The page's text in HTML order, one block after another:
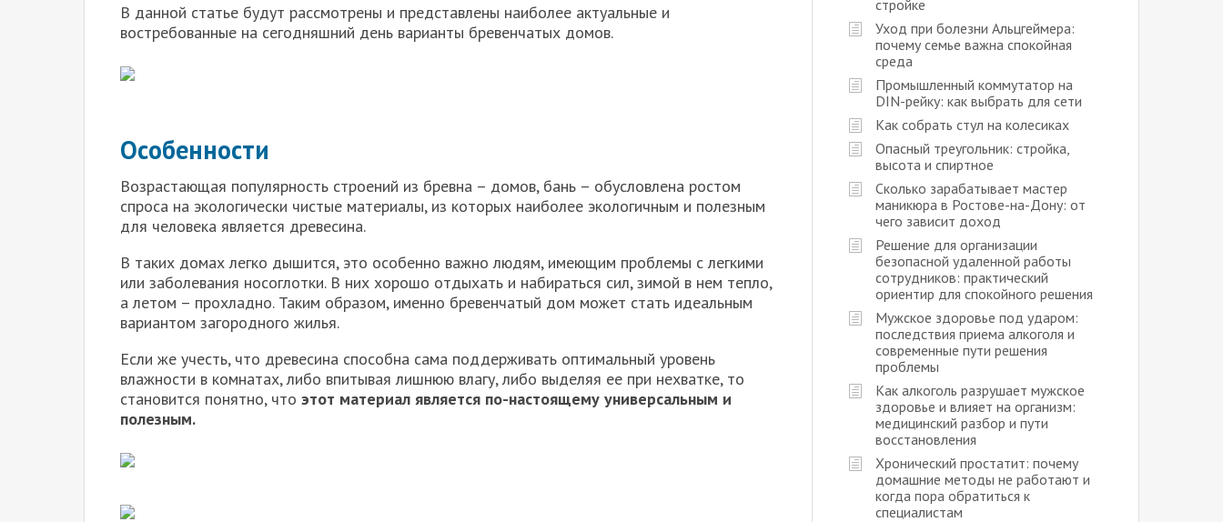
В данной статье будут рассмотрены и представлены наиболее актуальные и
востребованные на сегодняшний день варианты бревенчатых домов.
Особенности
Возрастающая популярность строений из бревна – домов, бань – обусловлена ростом
спроса на экологически чистые материалы, из которых наиболее экологичным и полезным
для человека является древесина.
В таких домах легко дышится, это особенно важно людям, имеющим проблемы с легкими
или заболевания носоглотки. В них хорошо отдыхать и набираться сил, зимой в нем тепло,
а летом – прохладно. Таким образом, именно бревенчатый дом может стать идеальным
вариантом загородного жилья.
Если же учесть, что древесина способна сама поддерживать оптимальный уровень
влажности в комнатах, либо впитывая лишнюю влагу, либо выделяя ее при нехватке, то
становится понятно, что этот материал является по-настоящему универсальным и
полезным.
стройке
Уход при болезни Альцгеймера:
почему семье важна спокойная
среда
Промышленный коммутатор на
DIN-рейку: как выбрать для сети
Как собрать стул на колесиках
Опасный треугольник: стройка,
высота и спиртное
Сколько зарабатывает мастер
маникюра в Ростове-на-Дону: от
чего зависит доход
Решение для организации
безопасной удаленной работы
сотрудников: практический
ориентир для спокойного решения
Мужское здоровье под ударом:
последствия приема алкоголя и
современные пути решения
проблемы
Как алкоголь разрушает мужское
здоровье и влияет на организм:
медицинский разбор и пути
восстановления
Хронический простатит: почему
домашние методы не работают и
когда пора обратиться к
специалистам